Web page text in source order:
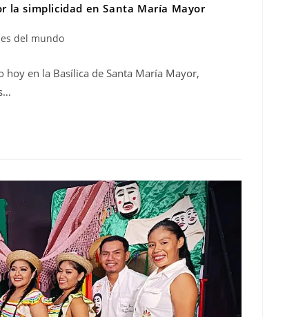
la simplicidad en Santa María Mayor
del mundo
hoy en la Basílica de Santa María Mayor,